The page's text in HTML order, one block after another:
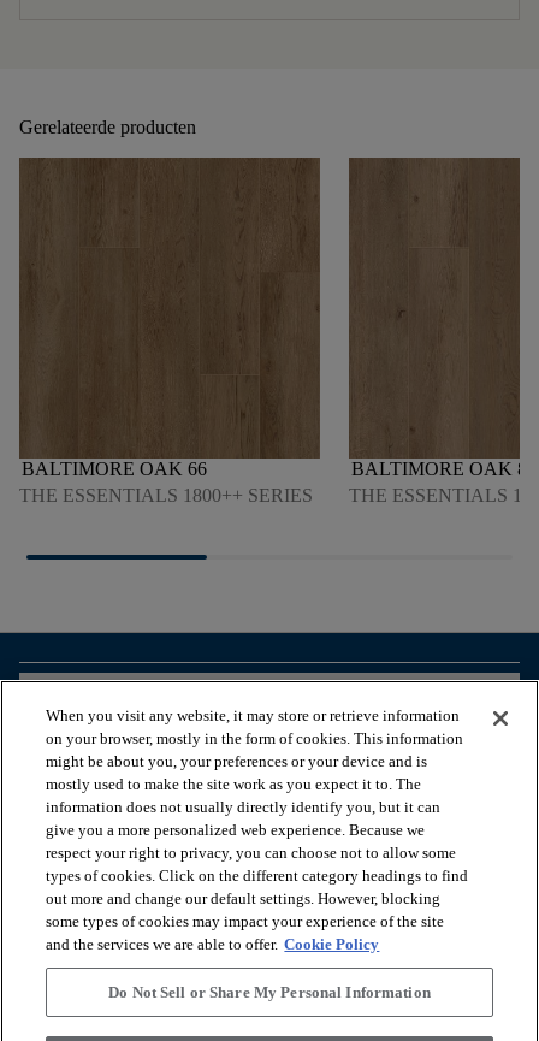
Gerelateerde producten
BALTIMORE OAK 66
THE ESSENTIALS 1800++ SERIES
BALTIMORE OAK 84
THE ESSENTIALS
HANDIGE TOOLS
ONZE DIENSTEN
OVER ONS
When you visit any website, it may store or retrieve information
on your browser, mostly in the form of cookies. This information
might be about you, your preferences or your device and is
mostly used to make the site work as you expect it to. The
information does not usually directly identify you, but it can
give you a more personalized web experience. Because we
respect your right to privacy, you can choose not to allow some
types of cookies. Click on the different category headings to find
out more and change our default settings. However, blocking
some types of cookies may impact your experience of the site
and the services we are able to offer. Cookie Policy
Do Not Sell or Share My Personal Information